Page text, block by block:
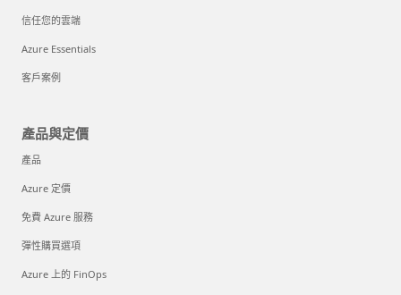
信任您的雲端
Azure Essentials
客戶案例
產品與定價
產品
Azure 定價
免費 Azure 服務
彈性購買選項
Azure 上的 FinOps